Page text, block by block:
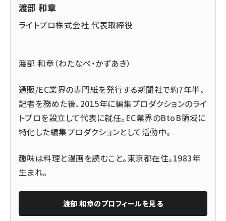
渡部 和章
ライトプロ株式会社 代表取締役
渡部 和章（わたなべ・かずあき）
通販/EC業界の専門紙を発行する新聞社で約7年半、
記者を務めた後、2015年に編集プロダクションのライ
トプロを設立して代表に就任。EC業界のBtoB領域に
特化した編集プロダクションとして活動中。
趣味は料理と漫画を読むこと。東京都在住。1983年
生まれ。
渡部 和章のプロフィールを見る